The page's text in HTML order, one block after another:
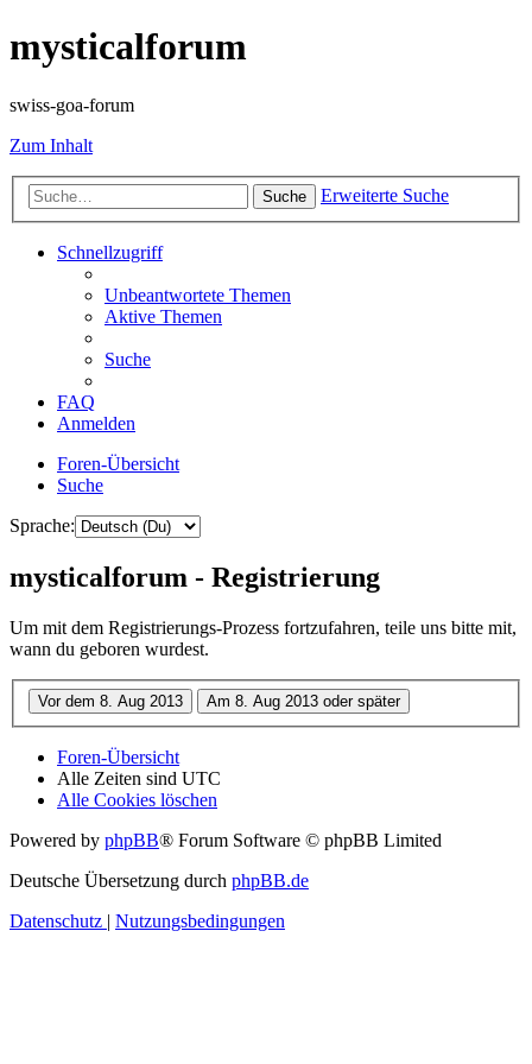
mysticalforum
swiss-goa-forum
Zum Inhalt
Suche Erweiterte Suche
Schnellzugriff
Unbeantwortete Themen
Aktive Themen
Suche
FAQ
Anmelden
Foren-Übersicht
Suche
Sprache:
mysticalforum - Registrierung
Um mit dem Registrierungs-Prozess fortzufahren, teile uns bitte mit,
wann du geboren wurdest.
Foren-Übersicht
Alle Zeiten sind UTC
Alle Cookies löschen
Powered by phpBB® Forum Software © phpBB Limited
Deutsche Übersetzung durch phpBB.de
Datenschutz | Nutzungsbedingungen